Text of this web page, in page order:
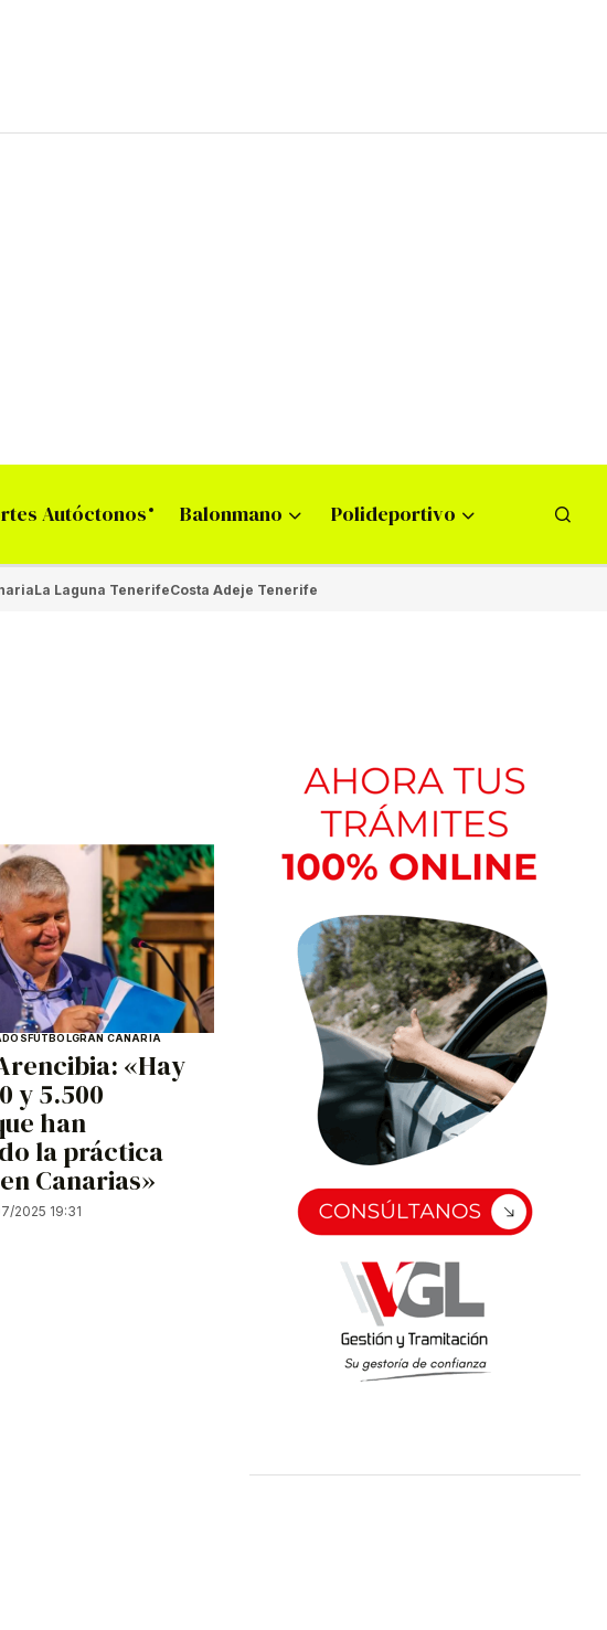
Autóctonos Balonmano Polideportivo
La Laguna TenerifeCosta Adeje Tenerife
FÚTBOLGRAN CANARIA
«Hay
y 5.500
han
la práctica
Canarias»
2025 19:31